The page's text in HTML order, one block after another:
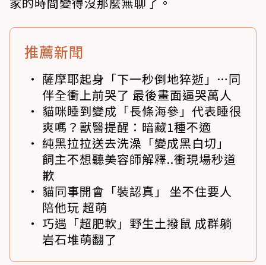
推薦新聞
薩摩耶起身「下一秒倒地猝逝」…同
伴全衝上前哭了 最後畫面逼哭萬人
貓咪睡到變成「長條海參」代表睡很
爽嗎？獸醫提醒：暗藏1種不適
純黑拉拉送去洗澡「變成黑白切」
飼主不想聽美容師解釋..衝現場秒道
歉
貓同事開會「裝認真」 坐不住要人
陪他玩 超萌
巧遇「超肥軟」野生土撥鼠 成群躺
岩石堆萌翻了